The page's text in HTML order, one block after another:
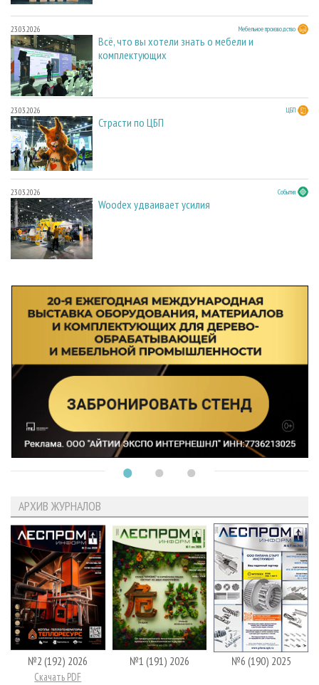
23.03.2026 Мебельное производство
Всё, что вы хотели знать о мебели и
комплектующих
23.03.2026 ЦБП
Страсти по ЦБП
23.03.2026 События
Woodex удваивает усилия
АРХИВ ЖУРНАЛОВ
№2 (192) 2026
Скачать PDF
№1 (191) 2026 №6 (190) 2025